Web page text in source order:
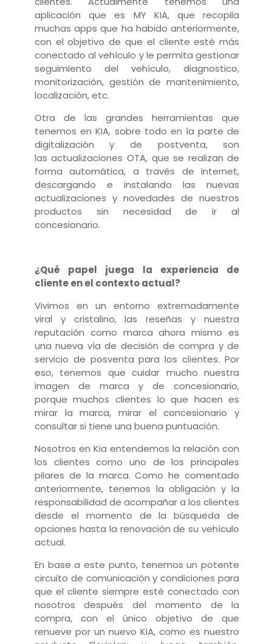
aplicación que es MY KIA, que recopila
muchas apps que ha habido anteriormente,
con el objetivo de que el cliente esté más
conectado al vehículo y le permita gestionar
seguimiento del vehículo, diagnostico,
monitorización, gestión de mantenimiento,
localización, etc.
Otra de las grandes herramientas que
tenemos en KIA, sobre todo en la parte de
digitalización y de postventa, son
lasactualizaciones OTA, que se realizan de
forma automática, a través de internet,
descargando e instalando las nuevas
actualizaciones y novedades de nuestros
productos sin necesidad de ir al
concesionario.
¿Qué papel juega la experiencia de
cliente en el contexto actual?
Vivimos en un entorno extremadamente
viral y cristalino, las reseñas y nuestra
reputación como marca ahora mismo es
una nueva vía de decisión de compra y de
servicio de posventa para los clientes. Por
eso, tenemos que cuidar mucho nuestra
imagen de marca y de concesionario,
porque muchos clientes lo que hacen es
mirar la marca, mirar el concesionario y
consultar si tiene una buena puntuación.
Nosotros en Kia entendemos la relación con
los clientes como uno de los principales
pilares de la marca. Como he comentado
anteriormente, tenemos la obligación y la
responsabilidad de acompañar a los clientes
desde el momento de la búsqueda de
opciones hasta la renovación de su vehículo
actual.
En base a este punto, tenemos un potente
circuito de comunicación y condiciones para
que el cliente siempre esté conectado con
nosotros después del momento de la
compra, con el único objetivo de que
renueve por un nuevo KIA, como es nuestro